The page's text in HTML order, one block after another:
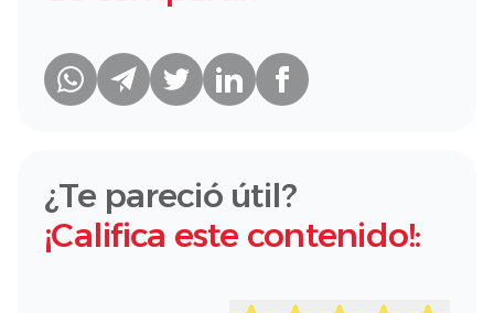
¿Te pareció útil?
¡Califica este contenido!: